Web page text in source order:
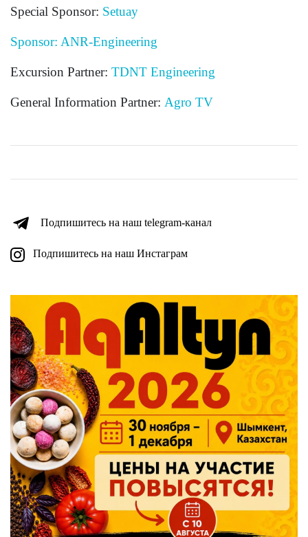
Special Sponsor: Setuay
Sponsor: ANR-Engineering
Excursion Partner: TDNT Engineering
General Information Partner: Agro TV
Подпишитесь на наш telegram-канал
Подпишитесь на наш Инстаграм